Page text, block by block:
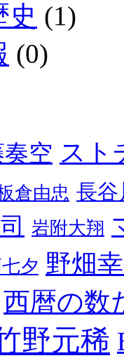
史 (1)
(0)
空 スト
倉由忠 長谷
岩附大翔
夕 野畑
西暦の数
野元稀